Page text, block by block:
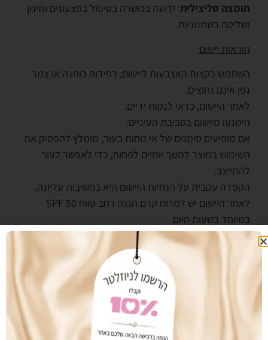
חומצה סליצילית: ידועה בכושרה בטיפול בפצעונים ומינון
ושליטה בשמנוניות.
הוראות יישום:
השתמש בקצות האצבעות ליישום; רפידות כותנה או צמר
גפן אינם נחוצים.
לאחר היישום, כדאי לנקות ידיים.
הימנעו מיישום בסביבת העיניים.
אם מופיעים סימנים של אי נוחות בעור, מומלץ להפסיק את
השימוש במוצר למשך יומיים לפחות, כדי לאפשר לעור
להתייצב.
הקפדה עקבית על הנחיות היישום היא בחשיבות עליונה.
לאחר היישום יש למרוח קרם הגנה רחב טווח SPF 50
במיוחד בשעות היום.
לשאלות נוספות אנא פני לקוסמטיקאית קרן ניחוחות מורשת
דרמלוסופי
מעוניינים לרכוש מוצר זה? צרו עימנו קשר:
נייד: 050-3355019